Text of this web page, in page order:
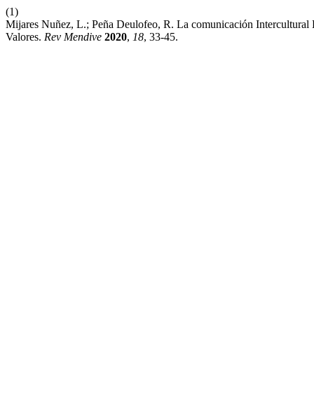
(1)
Mijares Nuñez, L.; Peña Deulofeo, R. La comunicación
Valores. Rev Mendive 2020, 18, 33-45.